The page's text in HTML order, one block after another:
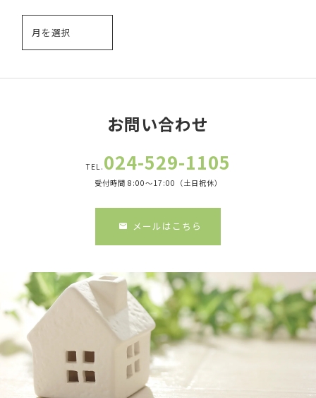
お問い合わせ
TEL. 024-529-1105
受付時間 8:00～17:00（土日祝休）
メールはこちら